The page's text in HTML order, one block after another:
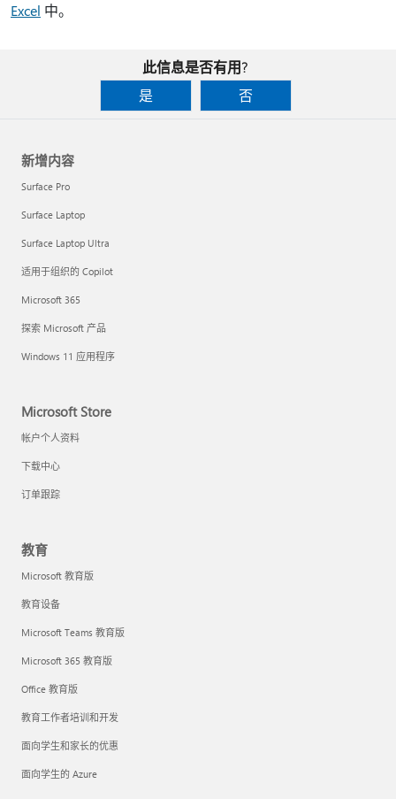
Excel 中。
此信息是否有用?
是
否
新增内容
Surface Pro
Surface Laptop
Surface Laptop Ultra
适用于组织的 Copilot
Microsoft 365
探索 Microsoft 产品
Windows 11 应用程序
Microsoft Store
帐户个人资料
下载中心
订单跟踪
教育
Microsoft 教育版
教育设备
Microsoft Teams 教育版
Microsoft 365 教育版
Office 教育版
教育工作者培训和开发
面向学生和家长的优惠
面向学生的 Azure